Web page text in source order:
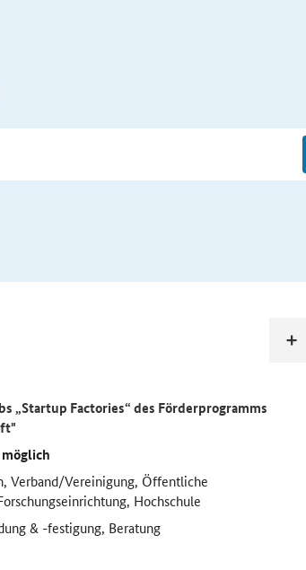
„Startup Factories“ des Förderprogramms
Verband/Vereinigung, Öffentliche
Hochschule
& -festigung, Beratung